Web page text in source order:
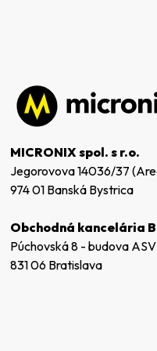
MICRONIX spol. s r.o.
Jegorovova 14036/37
974 01 Banská Bystrica
Obchodná kancelária
Púchovská 8 - budova ASV
831 06 Bratislava